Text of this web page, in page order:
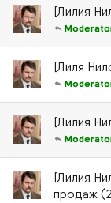
[Лилия
[Лиля
[Лилия
[Лилия
продаж